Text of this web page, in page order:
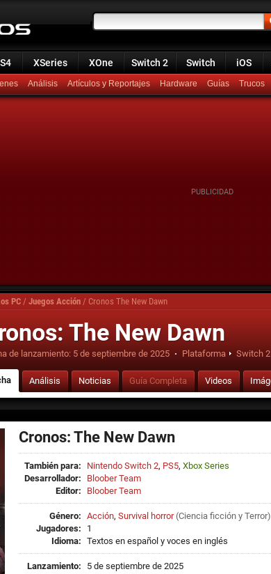
XSeries XOne Switch 2 Switch iOS
Análisis Artículos y Reportajes Hardware Guías Trucos
PC / Juegos Acción / Cronos The New Dawn
The New Dawn
de lanzamiento: 5 de septiembre de 2025 · Plataforma Switch 2
Análisis Noticias Guía Completa Videos
Cronos: The New Dawn
También para: Nintendo Switch 2, PS5, Xbox Series
Desarrollador:
Bloober Team
Editor:
Bloober Team
Género: Acción, Survival horror (Ciencia ficción y Terror)
Jugadores:
1
Idioma: Textos en español y voces en inglés
Lanzamiento: 5 de septiembre de 2025